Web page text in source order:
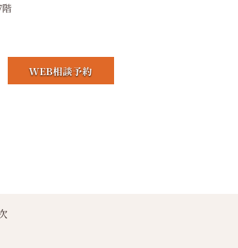
WEB相談予約